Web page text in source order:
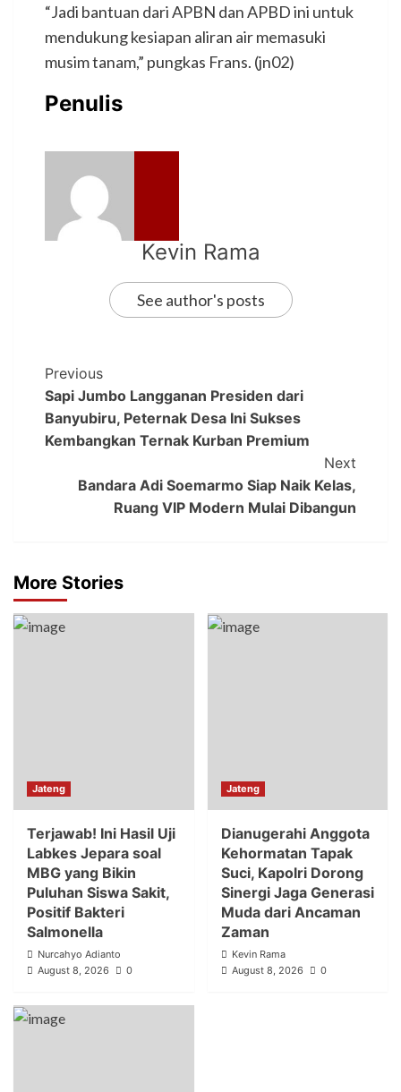
“Jadi bantuan dari APBN dan APBD ini untuk
mendukung kesiapan aliran air memasuki
musim tanam,” pungkas Frans. (jn02)
Penulis
Kevin Rama
See author's posts
Previous
Sapi Jumbo Langganan Presiden dari
Banyubiru, Peternak Desa Ini Sukses
Kembangkan Ternak Kurban Premium
Next
Bandara Adi Soemarmo Siap Naik Kelas,
Ruang VIP Modern Mulai Dibangun
More Stories
Jateng
Terjawab! Ini Hasil Uji
Labkes Jepara soal
MBG yang Bikin
Puluhan Siswa Sakit,
Positif Bakteri
Salmonella
Nurcahyo Adianto
August 8, 2026
0
Jateng
Dianugerahi Anggota
Kehormatan Tapak
Suci, Kapolri Dorong
Sinergi Jaga Generasi
Muda dari Ancaman
Zaman
Kevin Rama
August 8, 2026
0